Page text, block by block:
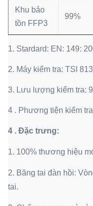
Khu bảo
tồn FFP3
99%
1. Stardard: EN: 149:
2. Máy kiểm tra: TSI
3. Lưu lượng kiểm tra:
4 . Phương tiện kiểm
4 . Đặc trưng:
1. 100% thương hiệu
2. Băng tai đàn hồi:
tai.